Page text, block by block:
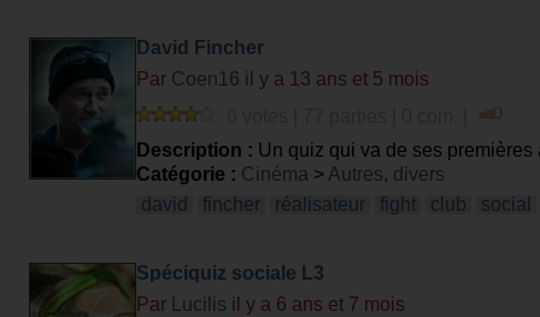
David Fincher
Par Coen16 il y a 13 ans et 5 mois
Description : Un quiz qui va de ses
Catégorie : Cinéma > Autres, divers
david
fincher réalisateur fight club social
Spéciquiz sociale L3
Par
Lucilis il y a 6 ans et 7 mois